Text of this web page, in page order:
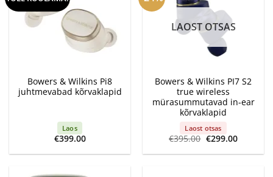
Bowers & Wilkins Pi8
juhtmevabad kõrvaklapid
Laos
€399.00
LAOST OTSAS
Bowers & Wilkins PI7 S2
true wireless
mürasummutavad in-ear
kõrvaklapid
Laost otsas
€395.00 Algne
oli:
€299.00Current
is: